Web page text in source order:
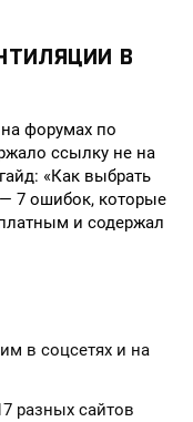
В
форумах по
ссылку не на
«Как выбрать
7 ошибок, которые
и содержал
в соцсетях и на
разных сайтов